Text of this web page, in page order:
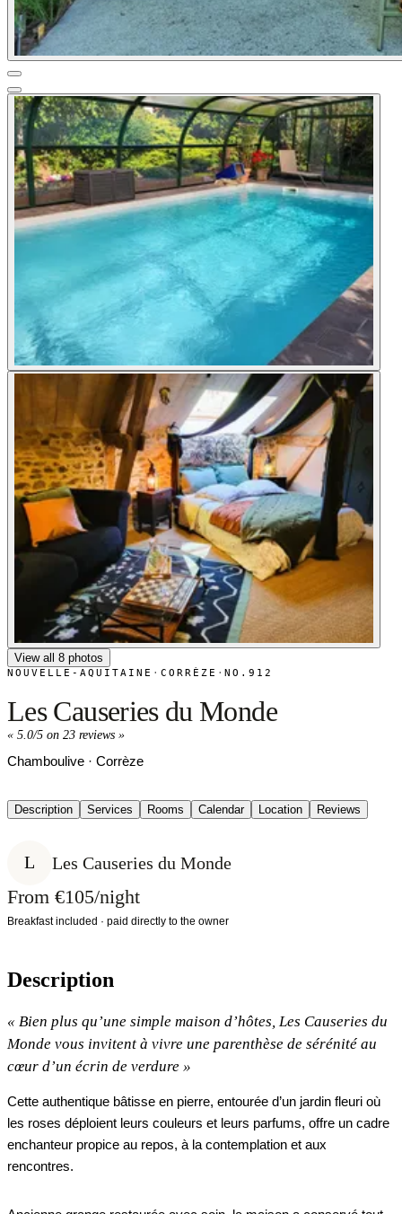
View all 8 photos
NOUVELLE-AQUITAINE · CORRÈZE ·NO.912
Les Causeries du Monde
« 5.0/5 on 23 reviews »
Chamboulive · Corrèze
Description Services Rooms Calendar Location Reviews
L Les Causeries du Monde
From €105/night
Breakfast included · paid directly to the owner
Description
« Bien plus qu’une simple maison d’hôtes, Les Causeries du
Monde vous invitent à vivre une parenthèse de sérénité au
cœur d’un écrin de verdure »
Cette authentique bâtisse en pierre, entourée d’un jardin fleuri où
les roses déploient leurs couleurs et leurs parfums, offre un cadre
enchanteur propice au repos, à la contemplation et aux
rencontres.